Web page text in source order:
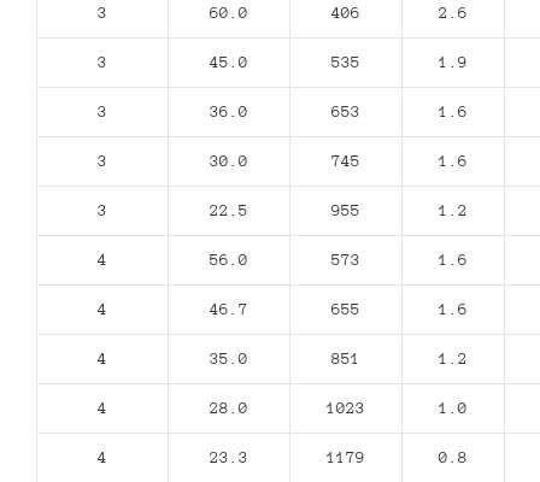
3 60.0 406 2.6
3 45.0 535 1.9
3 36.0 653 1.6
3 30.0 745 1.6
3 22.5 955 1.2
4 56.0 573 1.6
4 46.7 655 1.6
4 35.0 851 1.2
4 28.0 1023 1.0
4 23.3 1179 0.8